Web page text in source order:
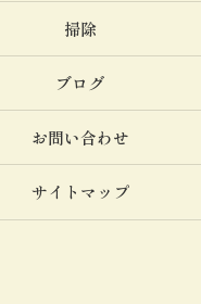
掃除
ブログ
お問い合わせ
サイトマップ